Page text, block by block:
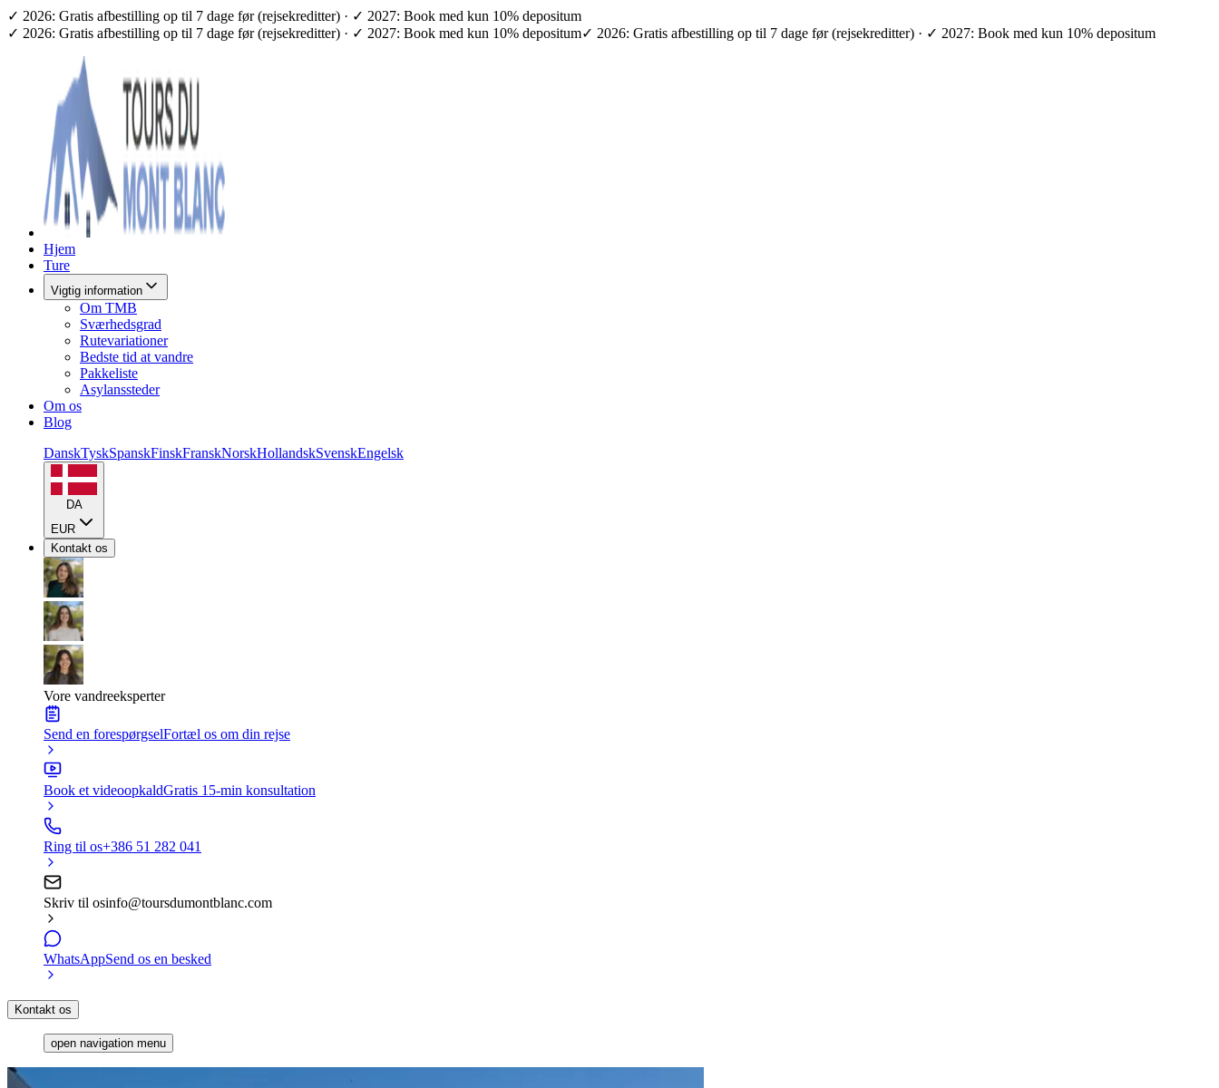
✓ 2026: Gratis afbestilling op til 7 dage før (rejsekreditter) · ✓ 2027: Book med kun 10% depositum
✓ 2026: Gratis afbestilling op til 7 dage før (rejsekreditter) · ✓ 2027: Book med kun 10% depositum✓ 2026: Gratis afbestilling op til 7 dage før (rejsekreditter) · ✓ 2027: Book med kun 10% depositum
Hjem
Ture
Vigtig information
Om TMB
Sværhedsgrad
Rutevariationer
Bedste tid at vandre
Pakkeliste
Asylanssteder
Om os
Blog
DanskTyskSpanskFinskFranskNorskHollandskSvenskEngelsk
DA
EUR
Kontakt os
Vore vandreeksperter
Send en forespørgselFortæl os om din rejse
Book et videoopkaldGratis 15-min konsultation
Ring til os+386 51 282 041
Skriv til osinfo@toursdumontblanc.com
WhatsAppSend os en besked
Kontakt os
open navigation menu